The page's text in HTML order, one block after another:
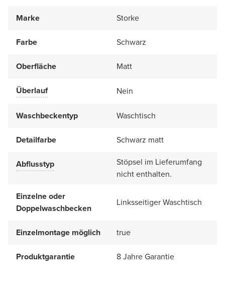
Marke Storke
Farbe Schwarz
Oberfläche Matt
Überlauf Nein
Waschbeckentyp Waschtisch
Detailfarbe Schwarz matt
Abflusstyp
Stöpsel im Lieferumfang
nicht enthalten.
Einzelne oder
Doppelwaschbecken
Linksseitiger Waschtisch
Einzelmontage möglich true
Produktgarantie 8 Jahre Garantie